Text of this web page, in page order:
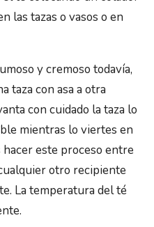
las tazas o vasos o en
y cremoso todavía,
taza con asa a otra
con cuidado la taza lo
mientras lo viertes en
este proceso entre
otro recipiente
La temperatura del té